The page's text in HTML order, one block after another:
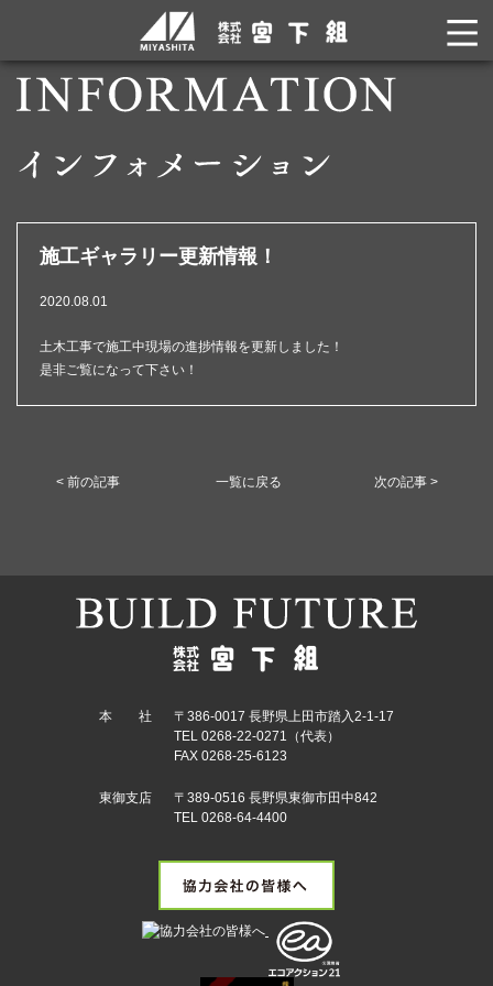
施工ギャラリー更新情報！
2020.08.01
土木工事で施工中現場の進捗情報を更新しました！
是非ご覧になって下さい！
< 前の記事 一覧に戻る 次の記事 >
本 社
〒386-0017 長野県上田市踏入2-1-17
TEL 0268-22-0271（代表）
FAX 0268-25-6123
東御支店
〒389-0516 長野県東御市田中842
TEL 0268-64-4400